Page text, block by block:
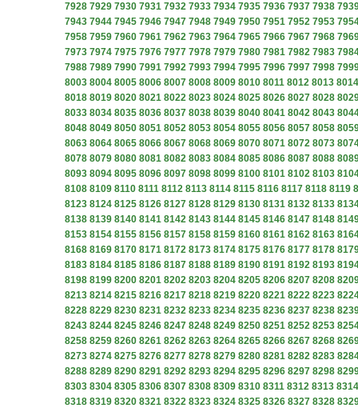
7928 7929 7930 7931 7932 7933 7934 7935 7936 7937 7938
7943 7944 7945 7946 7947 7948 7949 7950 7951 7952 7953
7958 7959 7960 7961 7962 7963 7964 7965 7966 7967 7968
7973 7974 7975 7976 7977 7978 7979 7980 7981 7982 7983
7988 7989 7990 7991 7992 7993 7994 7995 7996 7997 7998
8003 8004 8005 8006 8007 8008 8009 8010 8011 8012 8013 8014
8018 8019 8020 8021 8022 8023 8024 8025 8026 8027 8028
8033 8034 8035 8036 8037 8038 8039 8040 8041 8042 8043
8048 8049 8050 8051 8052 8053 8054 8055 8056 8057 8058
8063 8064 8065 8066 8067 8068 8069 8070 8071 8072 8073
8078 8079 8080 8081 8082 8083 8084 8085 8086 8087 8088
8093 8094 8095 8096 8097 8098 8099 8100 8101 8102 8103
8108 8109 8110 8111 8112 8113 8114 8115 8116 8117 8118 8119
8123 8124 8125 8126 8127 8128 8129 8130 8131 8132 8133
8138 8139 8140 8141 8142 8143 8144 8145 8146 8147 8148
8153 8154 8155 8156 8157 8158 8159 8160 8161 8162 8163
8168 8169 8170 8171 8172 8173 8174 8175 8176 8177 8178
8183 8184 8185 8186 8187 8188 8189 8190 8191 8192 8193
8198 8199 8200 8201 8202 8203 8204 8205 8206 8207 8208
8213 8214 8215 8216 8217 8218 8219 8220 8221 8222 8223
8228 8229 8230 8231 8232 8233 8234 8235 8236 8237 8238
8243 8244 8245 8246 8247 8248 8249 8250 8251 8252 8253
8258 8259 8260 8261 8262 8263 8264 8265 8266 8267 8268
8273 8274 8275 8276 8277 8278 8279 8280 8281 8282 8283
8288 8289 8290 8291 8292 8293 8294 8295 8296 8297 8298
8303 8304 8305 8306 8307 8308 8309 8310 8311 8312 8313 8314
8318 8319 8320 8321 8322 8323 8324 8325 8326 8327 8328